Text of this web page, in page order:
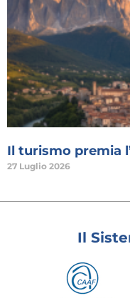
Il turismo premia
27 Luglio 2026
Il